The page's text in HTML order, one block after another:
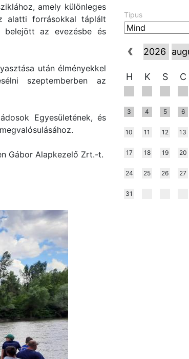
amely különleges
alatti forrásokkal táplált
belejött az evezésbe és
után élményekkel
szeptemberben az
Egyesületének, és
Gábor Alapkezelő Zrt.-t.
Típus
H K S C
3 4 5 6
10 11 12 13
17 18 19 20
24 25 26 27
31